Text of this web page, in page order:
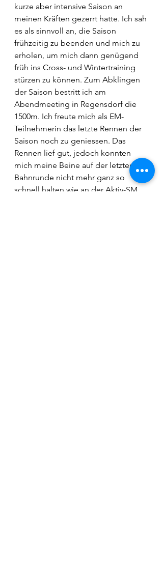
kurze aber intensive Saison an
meinen Kräften gezerrt hatte. Ich sah
es als sinnvoll an, die Saison
frühzeitig zu beenden und mich zu
erholen, um mich dann genügend
früh ins Cross- und Wintertraining
stürzen zu können. Zum Abklingen
der Saison bestritt ich am
Abendmeeting in Regensdorf die
1500m. Ich freute mich als EM-
Teilnehmerin das letzte Rennen der
Saison noch zu geniessen. Das
Rennen lief gut, jedoch konnten
mich meine Beine auf der letzten
Bahnrunde nicht mehr ganz so
schnell halten wie an der Aktiv-SM,